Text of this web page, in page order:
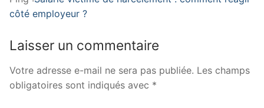
côté employeur ?
Laisser un commentaire
Votre adresse e-mail ne sera pas publiée. Les champs
obligatoires sont indiqués avec *